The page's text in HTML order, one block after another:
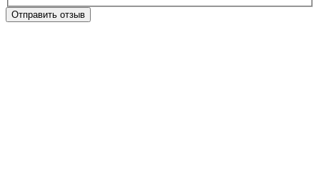
Отправить отзыв